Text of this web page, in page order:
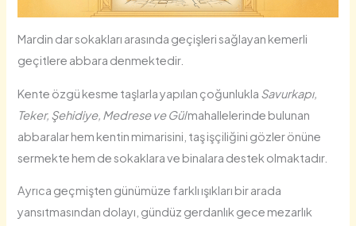
Mardin dar sokakları arasında geçişleri sağlayan kemerli
geçitlere abbara denmektedir.
Kente özgü kesme taşlarla yapılan çoğunlukla Savurkapı,
Teker, Şehidiye, Medrese ve Gülmahallelerinde bulunan
abbaralar hem kentin mimarisini, taş işçiliğini gözler önüne
sermekte hem de sokaklara ve binalara destek olmaktadır.
Ayrıca geçmişten günümüze farklı ışıkları bir arada
yansıtmasından dolayı, gündüz gerdanlık gece mezarlık